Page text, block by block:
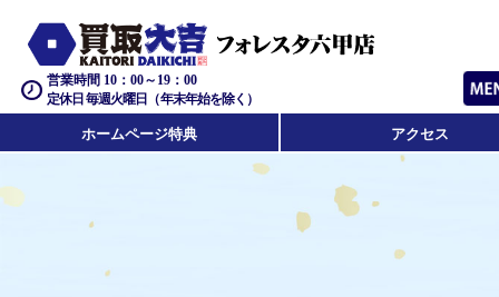
営業時間 10：00～19：00
定休日 毎週火曜日（年末年始を除く）
ホームページ特典 アクセス